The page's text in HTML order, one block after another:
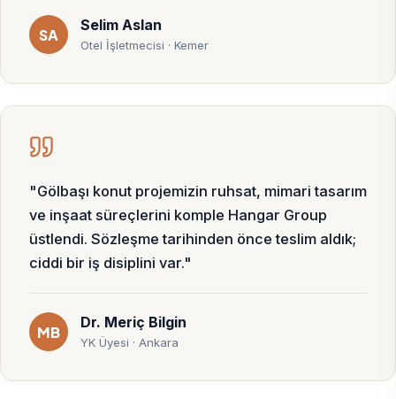
SA
Selim Aslan
Otel İşletmecisi · Kemer
"Gölbaşı konut projemizin ruhsat, mimari tasarım
ve inşaat süreçlerini komple Hangar Group
üstlendi. Sözleşme tarihinden önce teslim aldık;
ciddi bir iş disiplini var."
MB
Dr. Meriç Bilgin
YK Üyesi · Ankara